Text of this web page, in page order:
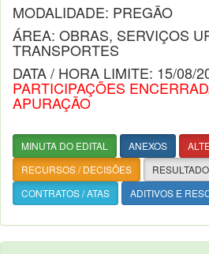
MODALIDADE: PREGÃO
ÁREA: OBRAS, SERVIÇOS
TRANSPORTES
DATA / HORA LIMITE: 15/08/
PARTICIPAÇÕES
APURAÇÃO
MINUTA DO EDITAL ANEXOS
RECURSOS / DECISÕES
CONTRATOS / ATAS
ADITIVOS E